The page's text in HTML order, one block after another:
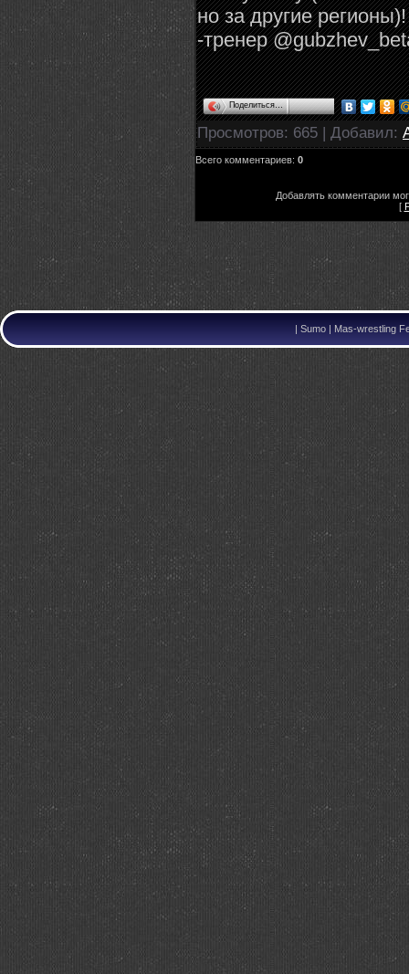
но за другие регионы)!
-тренер
Поделиться…
Просмотров: 665 | Добавил:
Всего комментариев: 0
Добавлять комментарии
[
| Sumo | Mas-wrestling